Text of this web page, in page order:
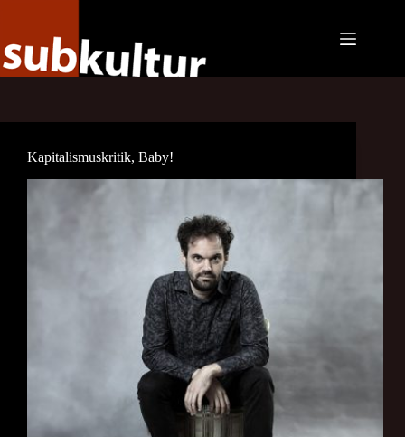
Kapitalismuskritik, Baby!